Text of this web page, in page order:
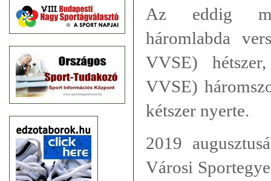
Az eddig
háromlabda
VVSE)
VVSE)
kétszer nyerte.
2019
Városi